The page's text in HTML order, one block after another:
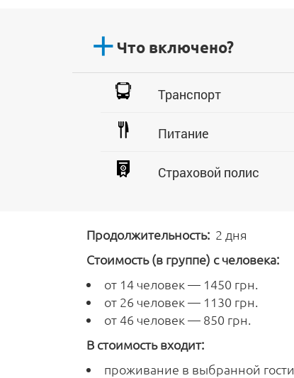
Что включено?
Транспорт
Питание
Страховой полис
Продолжительность: 2 дня
Стоимость (в группе) с человека:
от 14 человек — 1450 грн.
от 26 человек — 1130 грн.
от 46 человек — 850 грн.
В стоимость входит:
проживание в выбранной